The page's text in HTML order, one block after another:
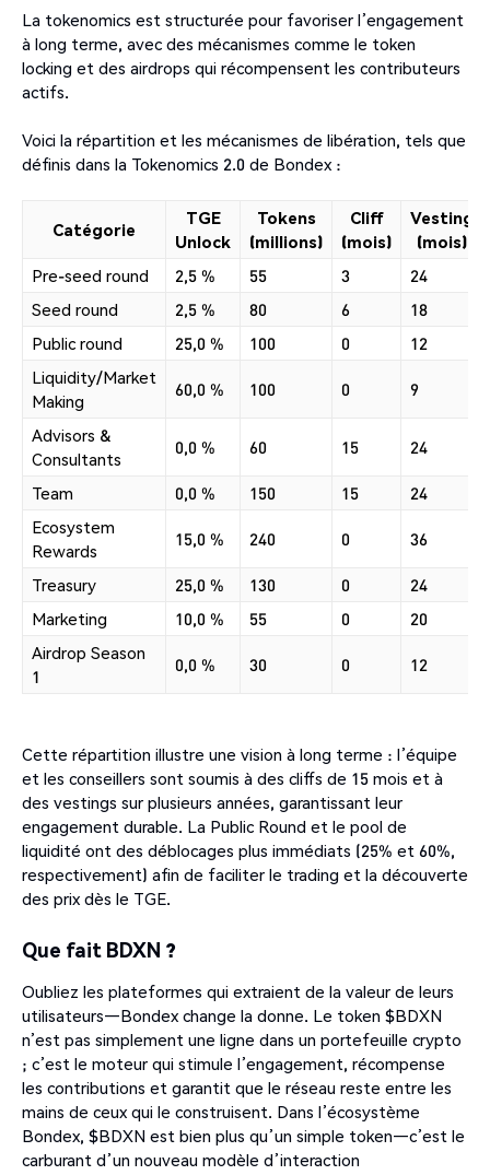
La tokenomics est structurée pour favoriser l’engagement
à long terme, avec des mécanismes comme le token
locking et des airdrops qui récompensent les contributeurs
actifs.
Voici la répartition et les mécanismes de libération, tels que
définis dans la Tokenomics 2.0 de Bondex :
Catégorie
TGE
Unlock
Tokens
(millions)
Cliff
(mois)
Vesting
(mois)
Pre-seed round
2,5 % 55 3
24
Seed round
2,5 % 80 6
18
Public round
25,0 % 100 0
12
Liquidity/Market
Making
60,0 % 100 0 9
Advisors &
Consultants
0,0 % 60 15 24
Team 0,0 % 150 15
24
Ecosystem
Rewards
15,0 % 240 0 36
Treasury 25,0 % 130 0
24
Marketing
10,0 % 55 0
20
Airdrop Season
1
0,0 % 30 0 12
Cette répartition illustre une vision à long terme : l’équipe
et les conseillers sont soumis à des cliffs de 15 mois et à
des vestings sur plusieurs années, garantissant leur
engagement durable. La Public Round et le pool de
liquidité ont des déblocages plus immédiats (25% et 60%,
respectivement) afin de faciliter le trading et la découverte
des prix dès le TGE.
Que fait BDXN ?
Oubliez les plateformes qui extraient de la valeur de leurs
utilisateurs—Bondex change la donne. Le token $BDXN
n’est pas simplement une ligne dans un portefeuille crypto
; c’est le moteur qui stimule l’engagement, récompense
les contributions et garantit que le réseau reste entre les
mains de ceux qui le construisent. Dans l’écosystème
Bondex, $BDXN est bien plus qu’un simple token—c’est le
carburant d’un nouveau modèle d’interaction